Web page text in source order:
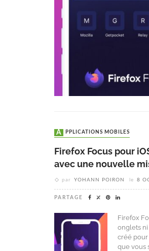
APPLICATIONS MOBILES
Firefox Focus pour
avec une nouvelle
par YOHANN POIRON le 8
PARTAGE
Firefox
onglets
créé
que vous